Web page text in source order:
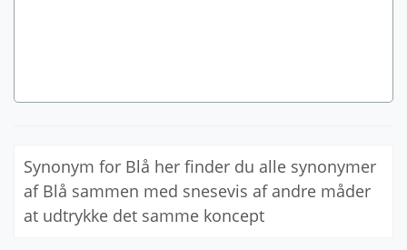
Synonym for Blå her finder du alle synonymer
af Blå sammen med snesevis af andre måder
at udtrykke det samme koncept